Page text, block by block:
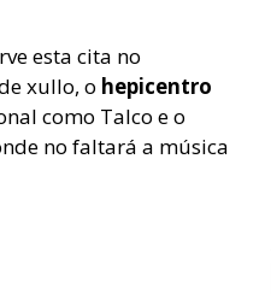
esta cita no
xullo, o hepicentro
como Talco e o
no faltará a música